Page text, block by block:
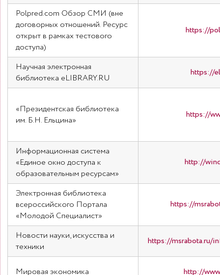
Polpred.com Обзор СМИ (вне
договорных отношений. Ресурс
открыт в рамках тестового
доступа)
https://
Научная электронная
библиотека eLIBRARY.RU
https://
«Президентская библиотека
им. Б.Н. Ельцина»
https://
Информационная система
«Единое окно доступа к
образовательным ресурсам»
http://
Электронная библиотека
всероссийского Портала
«Молодой Специалист»
https://
Новости науки, искусства и
техники
https://msrabota.ru/
Мировая экономика http://